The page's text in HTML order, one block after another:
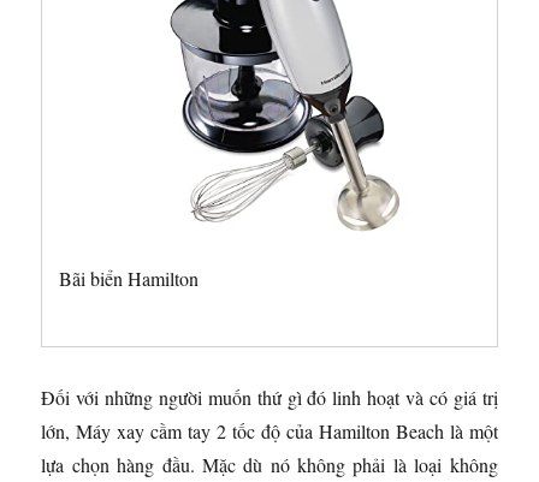
Bãi biển Hamilton
Đối với những người muốn thứ gì đó linh hoạt và có giá trị
lớn, Máy xay cầm tay 2 tốc độ của Hamilton Beach là một
lựa chọn hàng đầu. Mặc dù nó không phải là loại không